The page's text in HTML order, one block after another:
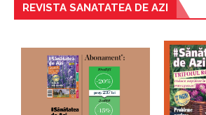
REVISTA SANATATEA DE AZI